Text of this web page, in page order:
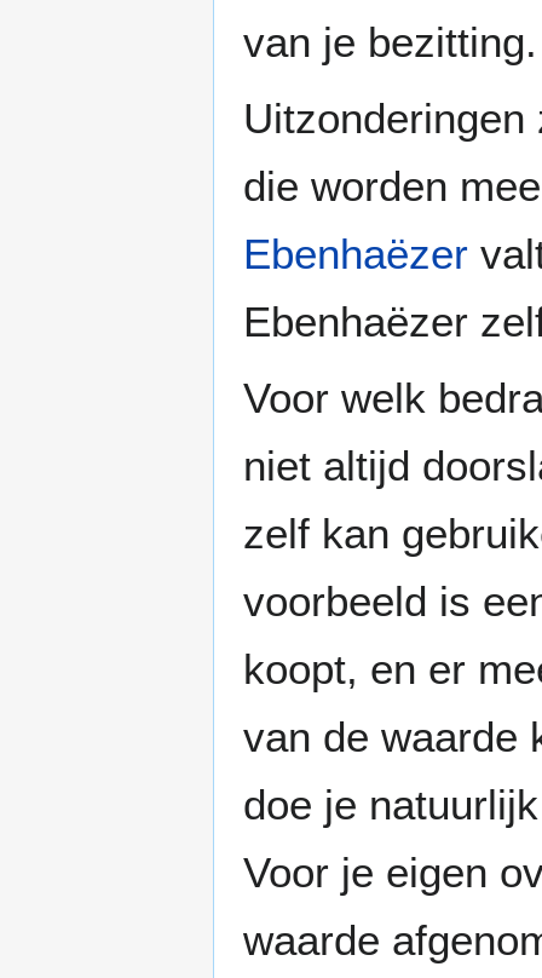
van je bezitting.
die worden
Ebenhaëzer
Ebenhaëzer
Voor welk
niet altijd
zelf kan
voorbeeld is
koopt, en er
van de waarde
doe je
Voor je eigen
waarde